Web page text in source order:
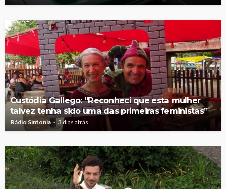
Custódia Gallego: “Reconheci que esta mulher
talvez tenha sido uma das primeiras feministas”
Rádio Sintonia 3 dias atrás